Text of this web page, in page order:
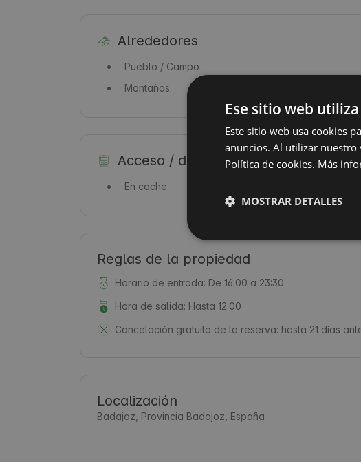
Alrededores
Pueblo / Campo
Montañas
Acceso / direcciones
En coche
Reglas de la propiedad
Horario de entrada: De 16:00 a 23:30
Hora de salida: Hasta 12:00
Cancelación gratuita de la reserva: hasta 21 días
Localización
Badajoz, Provincia Badajoz, España
Ese sitio web
Este sitio web usa cookies
anuncios. Al utilizar nuestro
Política de cookies. Más
MOSTRAR DETALLES